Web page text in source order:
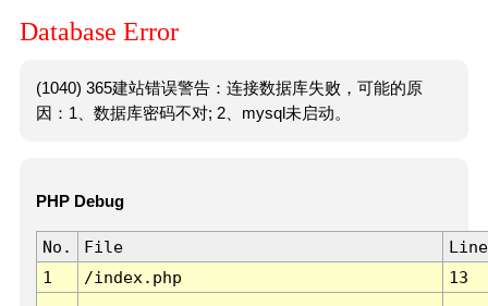
Database Error
(1040) 365建站错误警告：连接数据库失败，可能的原
因：1、数据库密码不对; 2、mysql未启动。
PHP Debug
No. File
Line
1
/index.php 13